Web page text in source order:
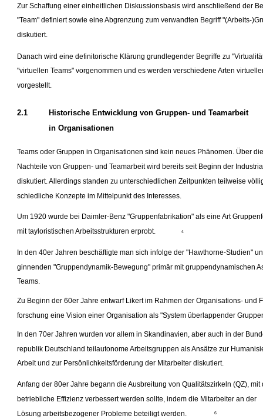
Zur Schaffung einer einheitlichen Diskussionsbasis wird anschließend der
"Team" definiert sowie eine Abgrenzung zum verwandten Begriff "(Arbeits-
diskutiert.
Danach wird eine definitorische Klärung grundlegender Begriffe zu
"virtuellen Teams" vorgenommen und es werden verschiedene Arten
vorgestellt.
2.1
Historische Entwicklung von Gruppen- und Teamarbeit
in Organisationen
Teams oder Gruppen in Organisationen sind kein neues Phänomen. Über
Nachteile von Gruppen- und Teamarbeit wird bereits seit Beginn der
diskutiert. Allerdings standen zu unterschiedlichen Zeitpunkten teilweise
schiedliche Konzepte im Mittelpunkt des Interesses.
Um 1920 wurde bei Daimler-Benz "Gruppenfabrikation" als eine Art
mit tayloristischen Arbeitsstrukturen erprobt.
4
In den 40er Jahren beschäftigte man sich infolge der "Hawthorne-Studien"
ginnenden "Gruppendynamik-Bewegung" primär mit gruppendynamischen
Teams.
Zu Beginn der 60er Jahre entwarf Likert im Rahmen der Organisations- und
forschung eine Vision einer Organisation als "System überlappender
In den 70er Jahren wurden vor allem in Skandinavien, aber auch in der
republik Deutschland teilautonome Arbeitsgruppen als Ansätze zur
Arbeit und zur Persönlichkeitsförderung der Mitarbeiter diskutiert.
Anfang der 80er Jahre begann die Ausbreitung von Qualitätszirkeln (QZ), mit
betriebliche Effizienz verbessert werden sollte, indem die Mitarbeiter an der
Lösung arbeitsbezogener Probleme beteiligt werden.
6